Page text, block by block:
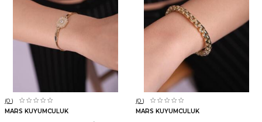
(0 )
MARS KUYUMCULUK
(0 )
MARS KUYUMCULUK